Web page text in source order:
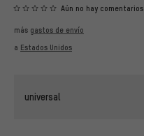
Aún no hay comentarios
más gastos de envío
a Estados Unidos
universal